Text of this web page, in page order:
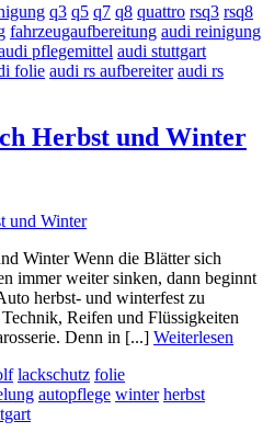
q3 q5 q7 q8 quattro rsq3 rsq8
fahrzeugaufbereitung audi reinigung
pflegemittel audi stuttgart
folie audi rs aufbereiter audi rs
Herbst und Winter
Winter Wenn die Blätter sich
immer weiter sinken, dann beginnt
herbst- und winterfest zu
Reifen und Flüssigkeiten
Denn in [...] Weiterlesen
lackschutz folie
autopflege winter herbst